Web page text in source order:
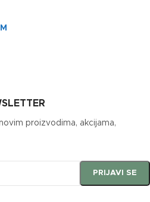
proizvodima, akcijama,